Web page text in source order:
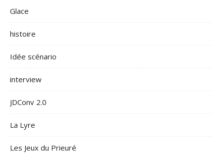
Glace
histoire
Idée scénario
interview
JDConv 2.0
La Lyre
Les Jeux du Prieuré